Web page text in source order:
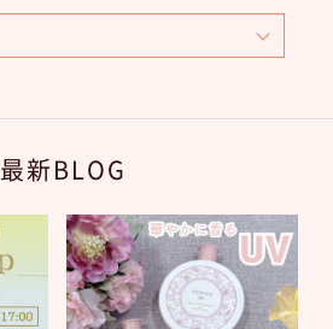
最新BLOG